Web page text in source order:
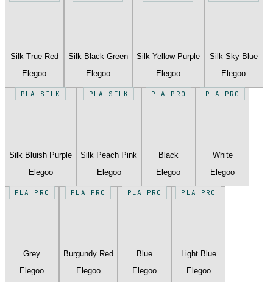
Silk True Red
Elegoo
Silk Black Green
Elegoo
Silk Yellow Purple
Elegoo
Silk Sky Blue
Elegoo
PLA SILK
Silk Bluish Purple
Elegoo
PLA SILK
Silk Peach Pink
Elegoo
PLA PRO
Black
Elegoo
PLA PRO
White
Elegoo
PLA PRO
Grey
Elegoo
PLA PRO
Burgundy Red
Elegoo
PLA PRO
Blue
Elegoo
PLA PRO
Light Blue
Elegoo